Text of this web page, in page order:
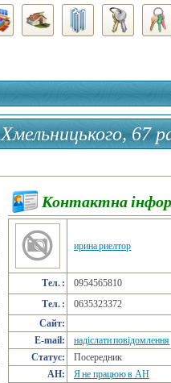
67
молода чудова
Контактна
ирина риелтор
Тел. :
0954565810
Тел. :
0635323372
Сайт:
E-mail:
надіслати повідомлення
Статус:
Посередник
АН:
Я не працюю в АН